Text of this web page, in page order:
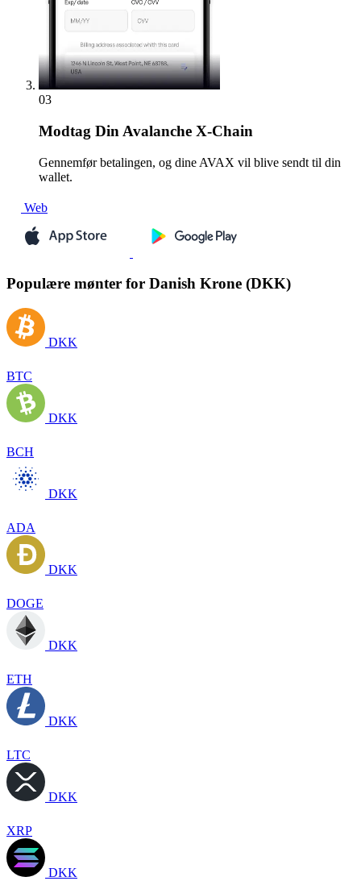
03
Modtag Din Avalanche X-Chain
Gennemfør betalingen, og dine AVAX vil blive sendt til din
wallet.
Web
Populære mønter for Danish Krone (DKK)
DKK
BTC
DKK
BCH
DKK
ADA
DKK
DOGE
DKK
ETH
DKK
LTC
DKK
XRP
DKK